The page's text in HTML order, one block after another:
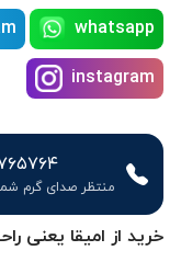
خرید از امیقا یعنی
whatsapp
instagram
منتظر صدای گرم